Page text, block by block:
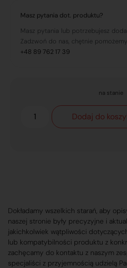
Masz pytania dot. produktu?
Masz pytania lub potrzebujesz
Zadzwoń do nas, chętnie
+48 89 762 17 39
na stanie
Dodaj do
Dokładamy wszelkich starań, aby
naszej stronie były precyzyjne i
jakichkolwiek wątpliwości
lub kompatybilności produktu z
zachęcamy do kontaktu z naszym
specjaliści z przyjemnością udzielą